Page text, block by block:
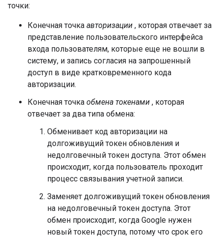
точки:
Конечная точка авторизации , которая отвечает за
представление пользовательского интерфейса
входа пользователям, которые еще не вошли в
систему, и запись согласия на запрошенный
доступ в виде кратковременного кода
авторизации.
Конечная точка обмена токенами , которая
отвечает за два типа обмена:
Обменивает код авторизации на
долгоживущий токен обновления и
недолговечный токен доступа. Этот обмен
происходит, когда пользователь проходит
процесс связывания учетной записи.
Заменяет долгоживущий токен обновления
на недолговечный токен доступа. Этот
обмен происходит, когда Google нужен
новый токен доступа, потому что срок его